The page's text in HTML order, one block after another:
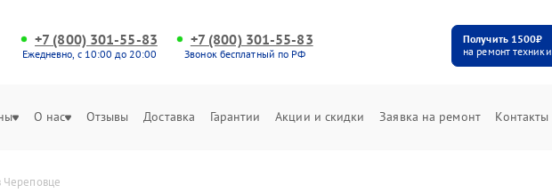
+7 (800) 301-55-83
Ежедневно, с 10:00 до 20:00
+7 (800) 301-55-83
Звонок бесплатный по РФ
Получить 1500₽
на ремонт техники
О нас Отзывы Доставка Гарантии Акции и скидки Заявка на ремонт Контакты
Череповце